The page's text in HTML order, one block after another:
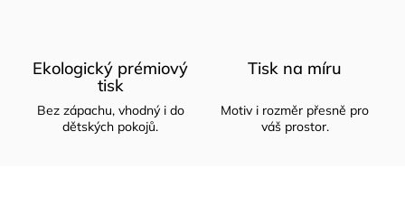
Ekologický prémiový
tisk
Bez zápachu, vhodný i do
dětských pokojů.
Tisk na míru
Motiv i rozměr přesně pro
váš prostor.